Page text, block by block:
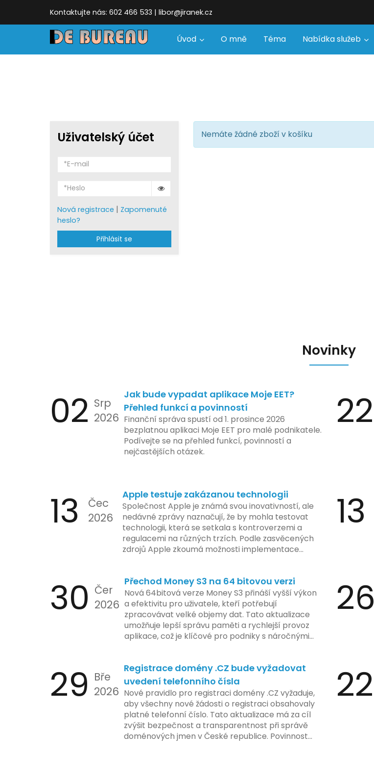
Kontaktujte nás: 602 466 533 | libor@jiranek.cz
Úvod O mně Téma Nabídka služeb
Uživatelský účet
Nová registrace | Zapomenuté
heslo?
Přihlásit se
Nemáte žádné zboží v košíku
Novinky
02 Srp
2026
Jak bude vypadat aplikace Moje EET?
Přehled funkcí a povinností
Finanční správa spustí od 1. prosince 2026
bezplatnou aplikaci Moje EET pro malé podnikatele.
Podívejte se na přehled funkcí, povinností a
nejčastějších otázek.
22
13
Čec
2026
Apple testuje zakázanou technologii
Společnost Apple je známá svou inovativností, ale
nedávné zprávy naznačují, že by mohla testovat
technologii, která se setkala s kontroverzemi a
regulacemi na různých trzích. Podle zasvěcených
zdrojů Apple zkoumá možnosti implementace
se zaměřuje na pokročilé sledování uživatelských
aktivit, což vyvolalo obavy ohledně soukromí a
ochrany dat uživatelů. Zatímco Apple tvrdí, že
veškeré jejich inovace kladou důraz na bezpečnost
a ochranu spotřebitelů, regulační orgány různých
zemí jsou na pozoru a sledují vývoj celého případu
časové ose zavedení této technologie.
13
30 Čer
2026
Přechod Money S3 na 64 bitovou verzi
Nová 64bitová verze Money S3 přináší vyšší výkon
a efektivitu pro uživatele, kteří potřebují
zpracovávat velké objemy dat. Tato aktualizace
umožňuje lepší správu paměti a rychlejší provoz
aplikace, což je klíčové pro podniky s náročnými
26
29 Bře
2026
Registrace domény .CZ bude vyžadovat
uvedení telefonního čísla
Nové pravidlo pro registraci domény .CZ vyžaduje,
aby všechny nové žádosti o registraci obsahovaly
platné telefonní číslo. Tato aktualizace má za cíl
zvýšit bezpečnost a transparentnost při správě
doménových jmen v České republice. Povinnost
22